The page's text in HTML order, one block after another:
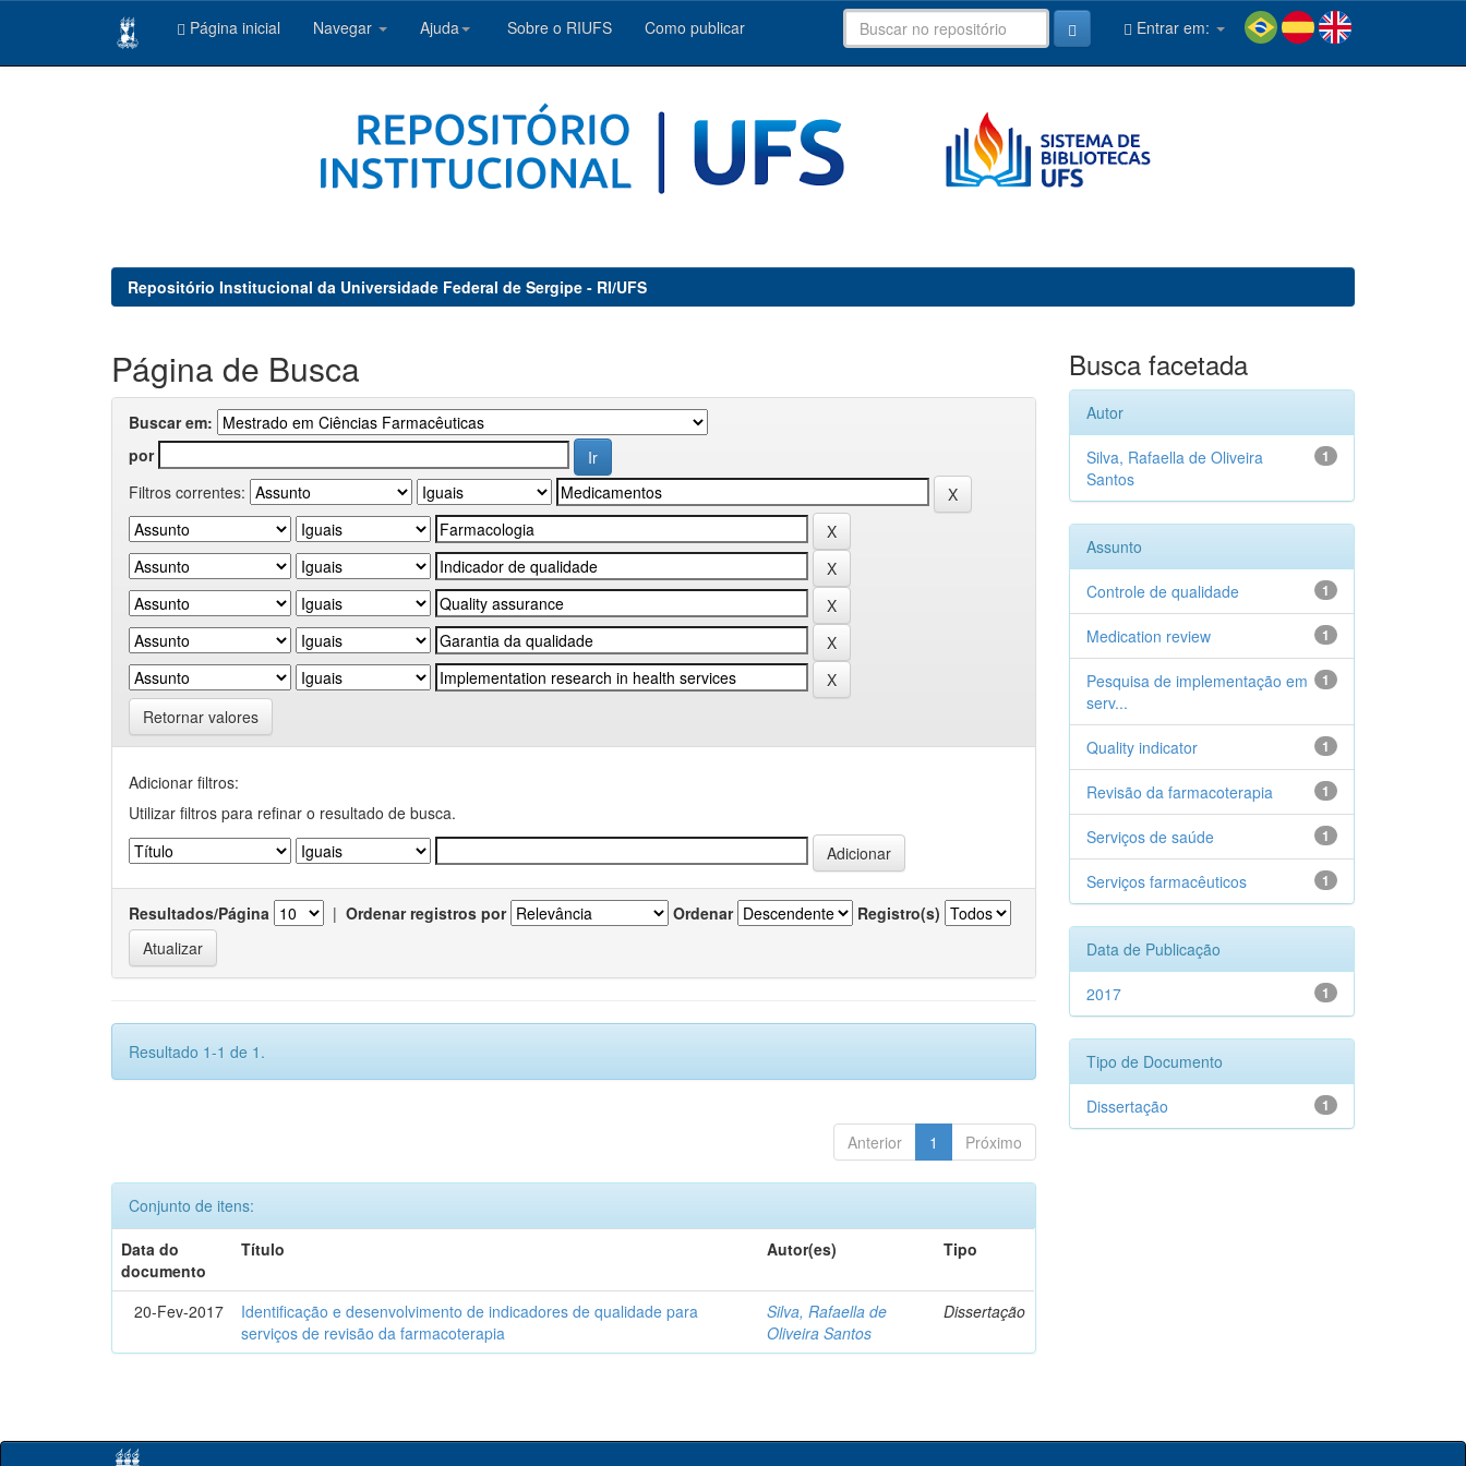
Página inicial Navegar Ajuda Sobre o RIUFS Como publicar Entrar em:
Repositório Institucional da Universidade Federal de Sergipe - RI/UFS
Página de Busca
Buscar em:
por
Filtros correntes:
Retornar valores
Adicionar filtros:
Utilizar filtros para refinar o resultado de busca.
Resultados/Página | Ordenar registros por Ordenar Registro(s)
Resultado 1-1 de 1.
Anterior 1 Próximo
Conjunto de itens:
Data do
documento
Título Autor(es) Tipo
20-Fev-2017
Identificação e desenvolvimento de indicadores de qualidade para
serviços de revisão da farmacoterapia
Silva, Rafaella de
Oliveira Santos
Dissertação
Busca facetada
Autor
1
Silva, Rafaella de Oliveira
Santos
Assunto
1
Controle de qualidade
1
Medication review
1
Pesquisa de implementação em
serv...
1
Quality indicator
1
Revisão da farmacoterapia
1
Serviços de saúde
1
Serviços farmacêuticos
Data de Publicação
1
2017
Tipo de Documento
1
Dissertação